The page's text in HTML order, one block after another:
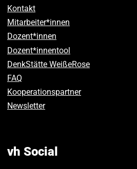
Kontakt
Mitarbeiter*innen
Dozent*innen
Dozent*innentool
DenkStätte WeißeRose
FAQ
Kooperationspartner
Newsletter
vh Social